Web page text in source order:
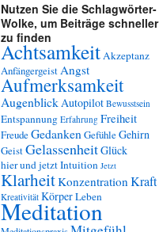
Nutzen Sie die Schlagwörter-
Wolke, um Beiträge schneller
zu finden
AchtsamkeitAkzeptanz
AnfängergeistAngst
Aufmerksamkeit
AugenblickAutopilot Bewusstsein
Entspannung Erfahrung Freiheit
FreudeGedanken GefühleGehirn
GeistGelassenheitGlück
hier und jetztIntuition Jetzt
KlarheitKonzentrationKraft
Kreativität KörperLeben
Meditation